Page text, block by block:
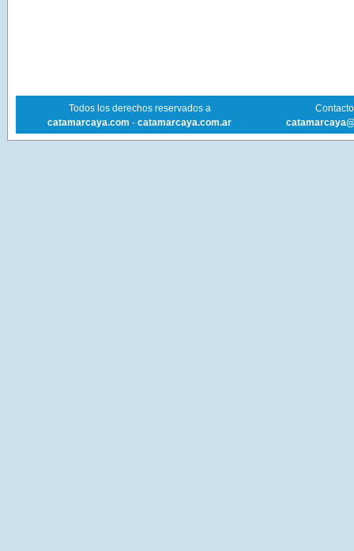
Todos los derechos reservados a
catamarcaya.com - catamarcaya.com.ar